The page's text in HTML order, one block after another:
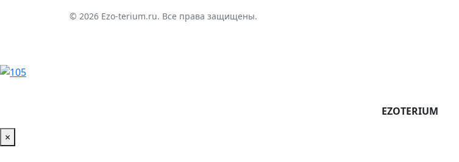
© 2026 Ezo-terium.ru. Все права защищены.
EZOTERIUM
×